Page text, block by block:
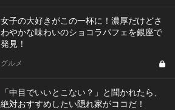
女子の大好きがこの一杯に！濃厚だけどさ
わやかな味わいのショコラパフェを銀座で
発見！
グルメ
「中目でいいとこない？」と聞かれたら、
絶対おすすめしたい隠れ家がココだ！